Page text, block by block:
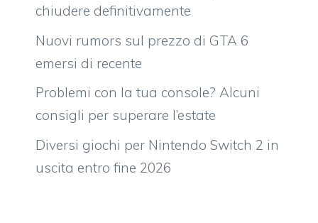
chiudere definitivamente
Nuovi rumors sul prezzo di GTA 6
emersi di recente
Problemi con la tua console? Alcuni
consigli per superare l’estate
Diversi giochi per Nintendo Switch 2 in
uscita entro fine 2026